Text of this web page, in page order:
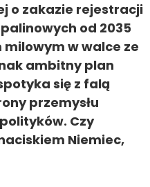
o zakazie rejestracji
od 2035
milowym w walce ze
ambitny plan
się z falą
przemysłu
Czy
Niemiec,